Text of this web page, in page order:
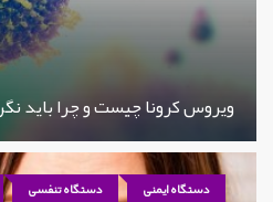
ویروس کرونا چیست و چرا باید
دستگاه ایمنی دستگاه تنفسی